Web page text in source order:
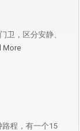
卫，区分安静、
More
程，有一个15